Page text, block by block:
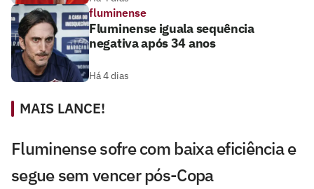
fluminense
Fluminense iguala sequência
negativa após 34 anos
Há 4 dias
MAIS LANCE!
Fluminense sofre com baixa eficiência e
segue sem vencer pós-Copa